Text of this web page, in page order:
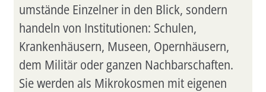
umstände Einzelner in den Blick, sondern
handeln von Institutionen: Schulen,
Krankenhäusern, Museen, Opernhäusern,
dem Militär oder ganzen Nachbarschaften.
Sie werden als Mikrokosmen mit eigenen